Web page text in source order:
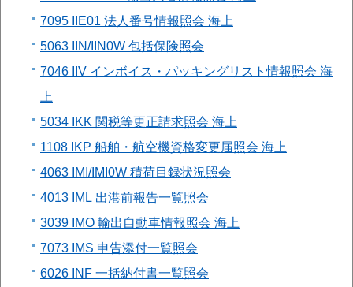
7095 IIE01 法人番号情報照会 海上
5063 IIN/IIN0W 包括保険照会
7046 IIV インボイス・パッキングリスト情報照会 海
上
5034 IKK 関税等更正請求照会 海上
1108 IKP 船舶・航空機資格変更届照会 海上
4063 IMI/IMI0W 積荷目録状況照会
4013 IML 出港前報告一覧照会
3039 IMO 輸出自動車情報照会 海上
7073 IMS 申告添付一覧照会
6026 INF 一括納付書一覧照会